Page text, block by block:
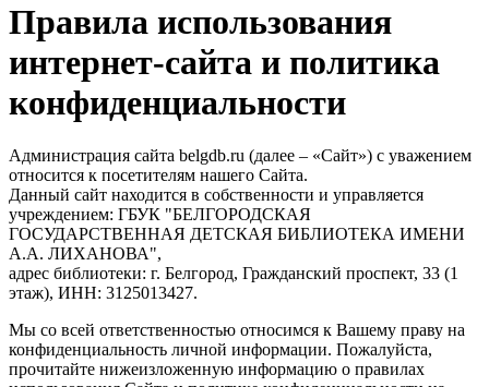
Правила использования
интернет-сайта и политика
конфиденциальности
Администрация сайта belgdb.ru (далее – «Сайт») с уважением
относится к посетителям нашего Сайта.
Данный сайт находится в собственности и управляется
учреждением: ГБУК "БЕЛГОРОДСКАЯ
ГОСУДАРСТВЕННАЯ ДЕТСКАЯ БИБЛИОТЕКА ИМЕНИ
А.А. ЛИХАНОВА",
адрес библиотеки: г. Белгород, Гражданский проспект, 33 (1
этаж), ИНН: 3125013427.
Мы со всей ответственностью относимся к Вашему праву на
конфиденциальность личной информации. Пожалуйста,
прочитайте нижеизложенную информацию о правилах